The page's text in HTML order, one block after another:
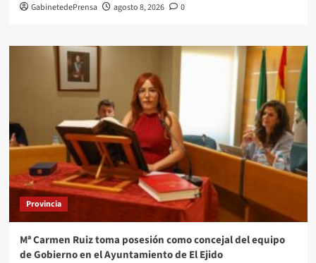
GabinetedePrensa agosto 8, 2026 0
Provincia
Mª Carmen Ruiz toma posesión como concejal del equipo
de Gobierno en el Ayuntamiento de El Ejido